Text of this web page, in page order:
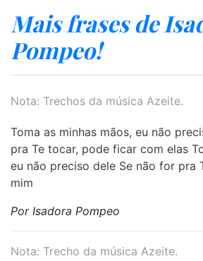
Mais frases de
Pompeo!
Nota: Trechos da música Azeite.
Toma as minhas mãos, eu não
pra Te tocar, pode ficar com elas
eu não preciso dele Se não for pra
mim
Por Isadora Pompeo
Nota: Trecho da música Azeite.